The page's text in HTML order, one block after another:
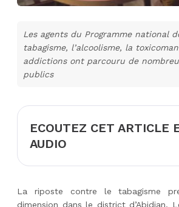
Les agents du Programme national
tabagisme, l’alcoolisme, la
addictions ont parcouru de
publics
ECOUTEZ CET ARTICLE
AUDIO
La riposte contre le tabagisme
dimension dans le district d’Abidjan.